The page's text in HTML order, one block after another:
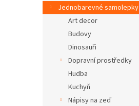
Jednobarevné samolepky
Art decor
Budovy
Dinosauři
Dopravní prostředky
Hudba
Kuchyň
Nápisy na zeď